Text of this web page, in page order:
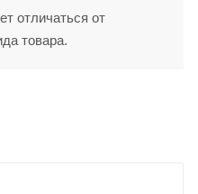
отличаться от
товара.